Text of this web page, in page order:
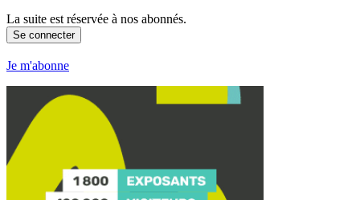
La suite est réservée à nos abonnés.
Se connecter
Je m'abonne